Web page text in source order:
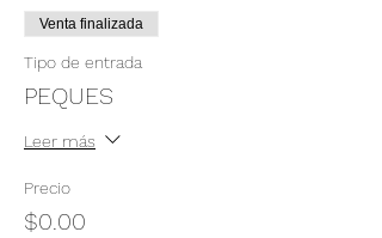
Venta finalizada
Tipo de entrada
PEQUES
Leer más
Precio
$0.00